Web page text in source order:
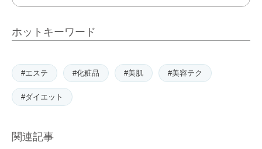
ホットキーワード
#エステ #化粧品 #美肌 #美容テク
#ダイエット
関連記事